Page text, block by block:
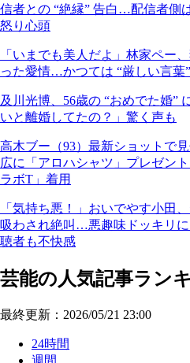
信者との “絶縁” 告白…配信者側
怒り心頭
「いまでも美人だよ」林家ペー
った愛情…かつては “厳しい言葉
及川光博、56歳の “おめでた婚”
いと離婚してたの？」驚く声も
高木ブー（93）最新ショットで
広に「アロハシャツ」プレゼン
ラボT」着用
「気持ち悪！」おいでやす小田
吸わされ絶叫…悪趣味ドッキリ
聴者も不快感
芸能の人気記事ラン
最終更新：2026/05/21 23:00
24時間
週間